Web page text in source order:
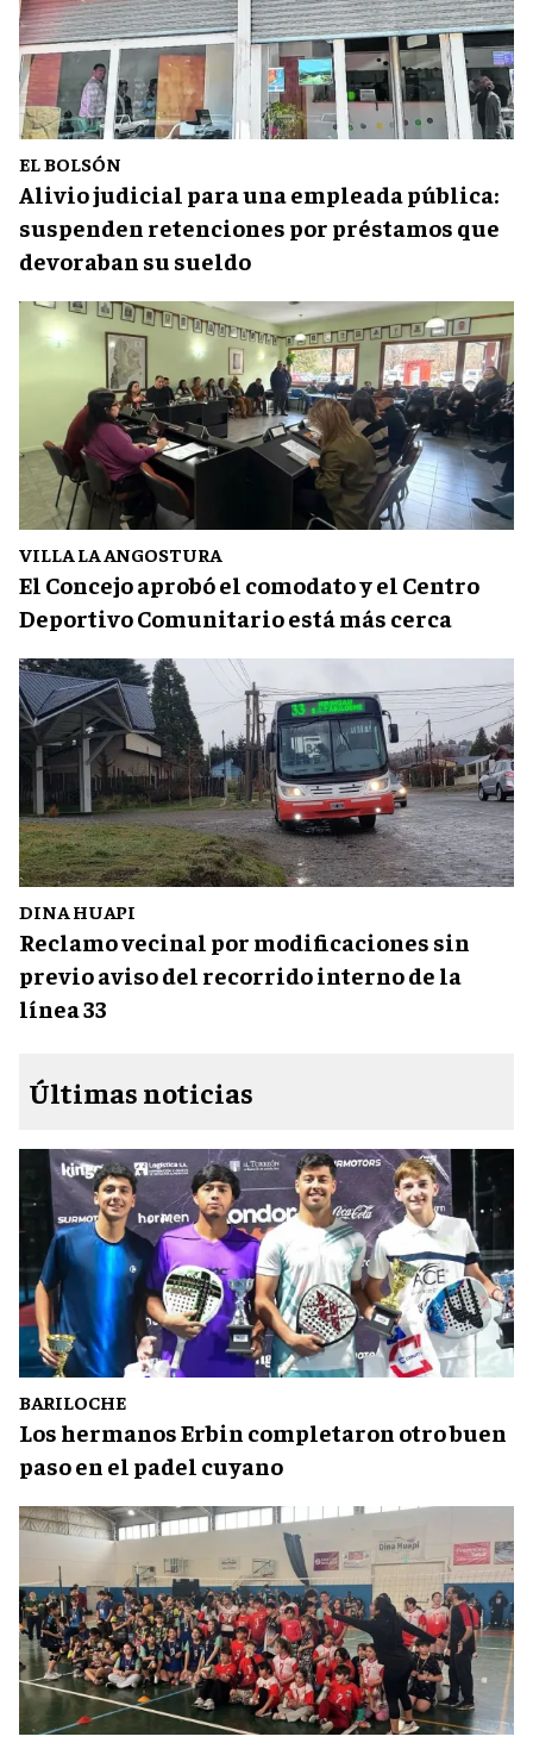
EL BOLSÓN
Alivio judicial para una empleada pública:
suspenden retenciones por préstamos que
devoraban su sueldo
VILLA LA ANGOSTURA
El Concejo aprobó el comodato y el Centro
Deportivo Comunitario está más cerca
DINA HUAPI
Reclamo vecinal por modificaciones sin
previo aviso del recorrido interno de la
línea 33
Últimas noticias
BARILOCHE
Los hermanos Erbin completaron otro buen
paso en el padel cuyano